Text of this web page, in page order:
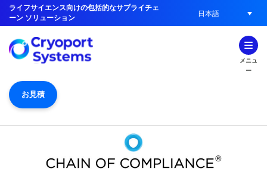
ライフサイエンス向けの包括的なサプライチェ
ーン ソリューション
日本語
メニュ
ー
お見積